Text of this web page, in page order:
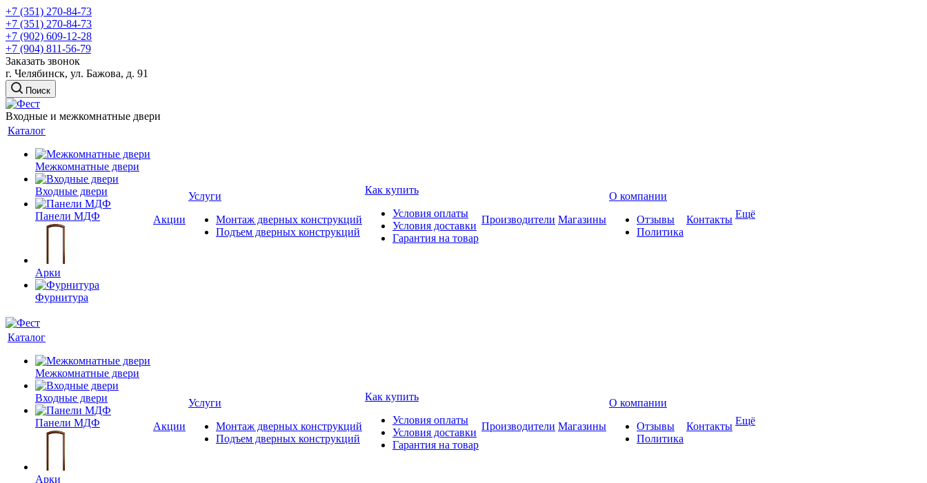
+7 (351) 270-84-73
+7 (351) 270-84-73
+7 (902) 609-12-28
+7 (904) 811-56-79
Заказать звонок
г. Челябинск, ул. Бажова, д. 91
Поиск
Входные и межкомнатные двери
Каталог
Межкомнатные двери
Входные двери
Панели МДФ
Арки
Фурнитура
Акции
Услуги
Монтаж дверных конструкций
Подъем дверных конструкций
Как купить
Условия оплаты
Условия доставки
Гарантия на товар
Производители Магазины
О компании
Отзывы
Политика
Контакты Ещё
Каталог
Межкомнатные двери
Входные двери
Панели МДФ
Арки
Акции
Услуги
Монтаж дверных конструкций
Подъем дверных конструкций
Как купить
Условия оплаты
Условия доставки
Гарантия на товар
Производители Магазины
О компании
Отзывы
Политика
Контакты Ещё